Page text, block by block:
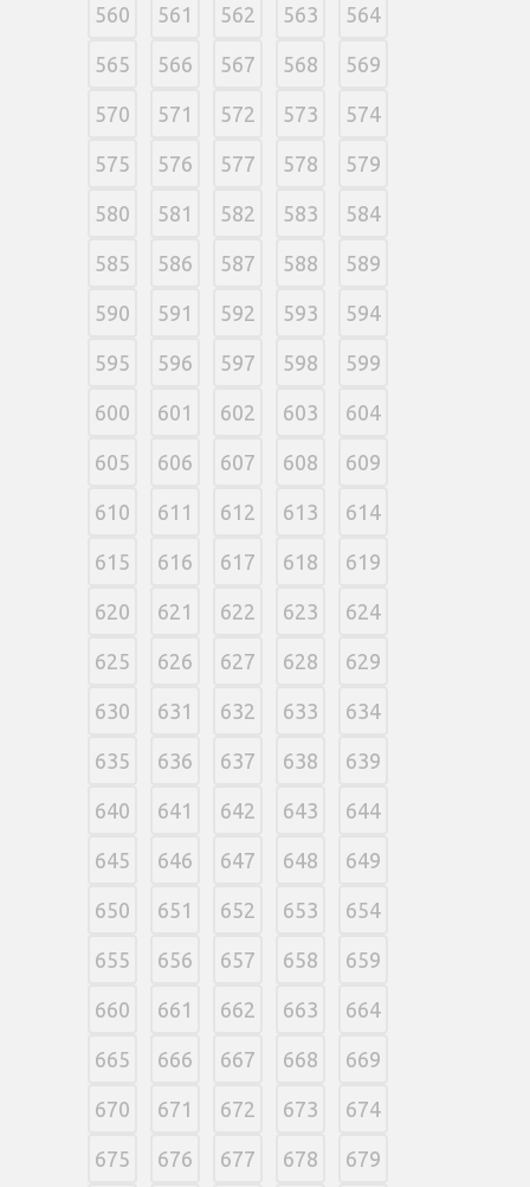
560 561 562 563 564
565 566 567 568 569
570 571 572 573 574
575 576 577 578 579
580 581 582 583 584
585 586 587 588 589
590 591 592 593 594
595 596 597 598 599
600 601 602 603 604
605 606 607 608 609
610 611 612 613 614
615 616 617 618 619
620 621 622 623 624
625 626 627 628 629
630 631 632 633 634
635 636 637 638 639
640 641 642 643 644
645 646 647 648 649
650 651 652 653 654
655 656 657 658 659
660 661 662 663 664
665 666 667 668 669
670 671 672 673 674
675 676 677 678 679